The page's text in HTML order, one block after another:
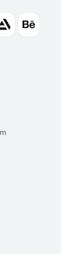
ArtstationBehance